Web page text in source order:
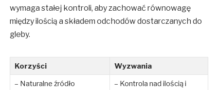
wymaga stałej kontroli, aby zachować równowagę
między ilością a składem odchodów dostarczanych do
gleby.
Korzyści
Wyzwania
– Naturalne źródło
– Kontrola nad ilością i